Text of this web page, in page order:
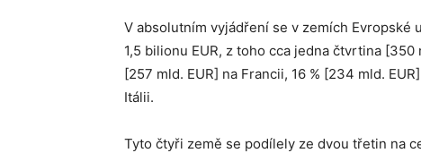
V absolutním vyjádření se v zemích Evropské
1,5 bilionu EUR, z toho cca jedna čtvrtina
[257 mld. EUR] na Francii, 16 % [234 mld.
Itálii.
Tyto čtyři země se podílely ze dvou třetin na